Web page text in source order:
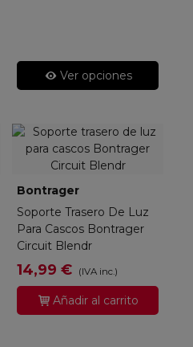
Ver opciones
Bontrager
Soporte Trasero De Luz
Para Cascos Bontrager
Circuit Blendr
14,99 € (IVA inc.)
Añadir al carrito